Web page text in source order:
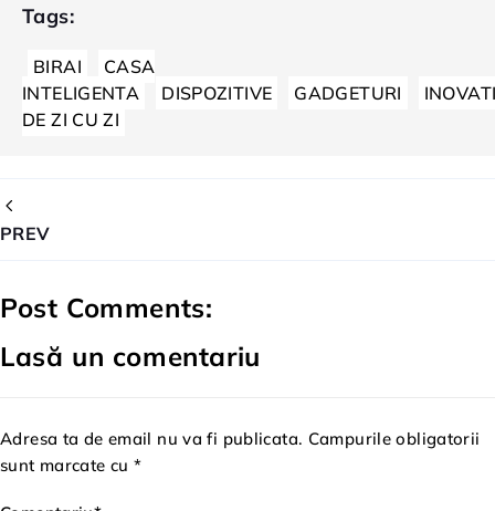
Tags:
BIRAI
CASA
INTELIGENTA
DISPOZITIVE GADGETURI
DE ZI CU ZI
PREV
Post Comments:
Lasă un comentariu
Adresa ta de email nu va fi publicata. Campurile obligatorii
sunt marcate cu *